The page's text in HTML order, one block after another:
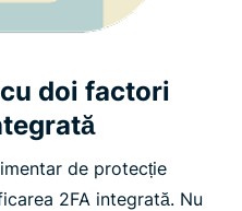
doi factori
de protecție
2FA integrată. Nu